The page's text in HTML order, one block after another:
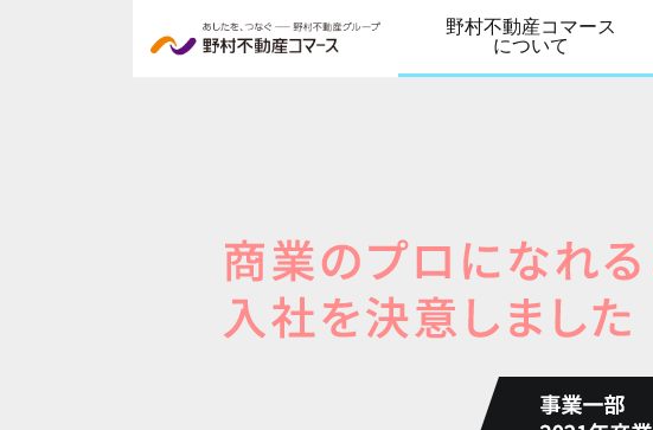
野村不動産コマース
について